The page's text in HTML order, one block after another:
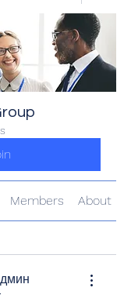
Members About